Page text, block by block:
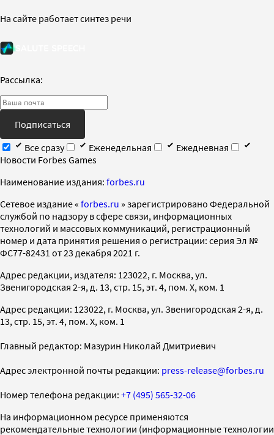
На сайте работает синтез речи
Рассылка:
Подписаться
Все сразу
Еженедельная
Ежедневная
Новости Forbes Games
Наименование издания: forbes.ru
Cетевое издание « forbes.ru » зарегистрировано Федеральной
службой по надзору в сфере связи, информационных
технологий и массовых коммуникаций, регистрационный
номер и дата принятия решения о регистрации: серия Эл №
ФС77-82431 от 23 декабря 2021 г.
Адрес редакции, издателя: 123022, г. Москва, ул.
Звенигородская 2-я, д. 13, стр. 15, эт. 4, пом. X, ком. 1
Адрес редакции: 123022, г. Москва, ул. Звенигородская 2-я, д.
13, стр. 15, эт. 4, пом. X, ком. 1
Главный редактор: Мазурин Николай Дмитриевич
Адрес электронной почты редакции: press-release@forbes.ru
Номер телефона редакции: +7 (495) 565-32-06
На информационном ресурсе применяются
рекомендательные технологии (информационные технологии